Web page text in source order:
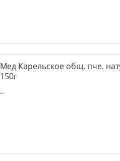
Мед Карельское общ. пче.
150г
..